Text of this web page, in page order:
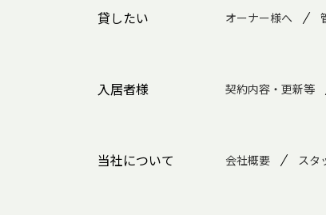
貸したい オーナー様へ
入居者様 契約内容・更新等
当社について 会社概要 スタ